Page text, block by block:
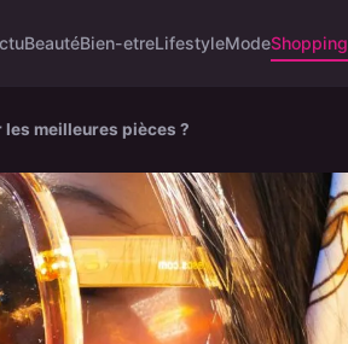
BeautéBien-etreLifestyleModeShopping
meilleures pièces ?